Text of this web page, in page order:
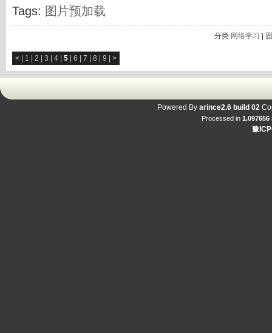
Tags: 图片预加载
分类:网络学习
< 1 2 3 4 5 6 7 8 9 >
Powered By arince2.6 build 02
Processed in 1.097656
豫